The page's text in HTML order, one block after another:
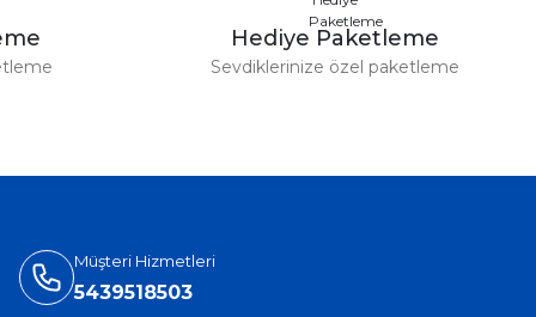
Hediye Paketleme
Sevdiklerinize özel paketleme
Müşteri Hizmetleri
5439518503